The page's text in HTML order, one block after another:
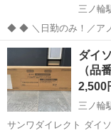
三ノ輪
◆ ◆ ＼日勤のみ！／アノ！表参道ヒルズで働こう♪駅チカで通勤にも
便利な好立地 表参道ヒ
間のいずれも 21:00ま
なめです♪ ＼...
東京 台東区 三
ダイ
（品
2,500
三ノ輪
サンワダイレクト ダイ